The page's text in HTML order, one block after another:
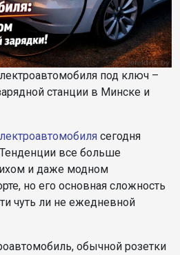
под ключ –
станции в Минске и
сегодня
все больше
и даже модном
но его основная сложность
чуть ли не ежедневной
обычной розетки